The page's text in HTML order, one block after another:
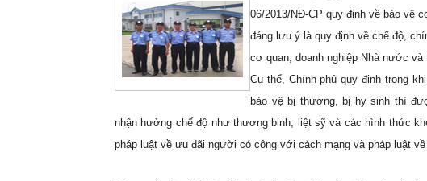
06/2013/NĐ-CP quy định về bảo vệ
đáng lưu ý là quy định về chế độ,
cơ quan, doanh nghiệp Nhà nước
Cụ thể, Chính phủ quy định trong
bảo vệ bị thương, bị hy sinh thì
nhận hưởng chế độ như thương binh, liệt sỹ và các hình thức
pháp luật về ưu đãi người có công với cách mạng và pháp luật